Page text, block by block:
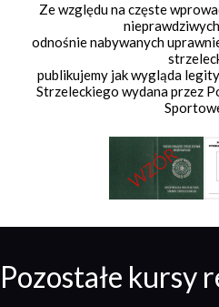
Ze względu na częste
odnośnie nabywanych
publikujemy jak wygląda
Strzeleckiego wydana przez
Pozostałe kursy